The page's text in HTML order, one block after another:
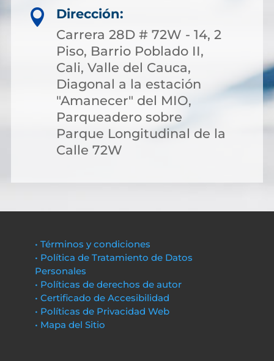

Dirección:
Carrera 28D # 72W - 14, 2
Piso, Barrio Poblado II,
Cali, Valle del Cauca,
Diagonal a la estación
"Amanecer" del MIO,
Parqueadero sobre
Parque Longitudinal de la
Calle 72W
• Términos y condiciones
• Política de Tratamiento de Datos
Personales
• Políticas de derechos de autor
• Certificado de Accesibilidad
• Políticas de Privacidad Web
• Mapa del Sitio